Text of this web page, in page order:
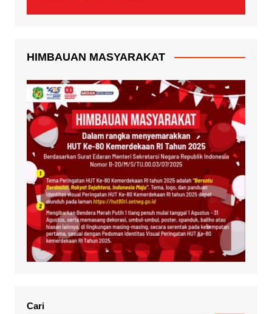
HIMBAUAN MASYARAKAT
Cari